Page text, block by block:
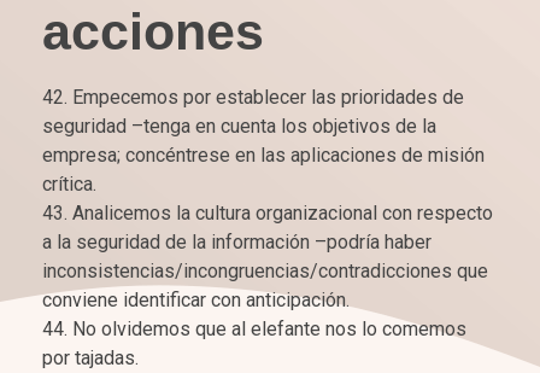
acciones
Empecemos por establecer las prioridades de
seguridad –tenga en cuenta los objetivos de la
empresa; concéntrese en las aplicaciones de misión
crítica.
Analicemos la cultura organizacional con respecto
a la seguridad de la información –podría haber
inconsistencias/incongruencias/contradicciones que
conviene identificar con anticipación.
No olvidemos que al elefante nos lo comemos
por tajadas.